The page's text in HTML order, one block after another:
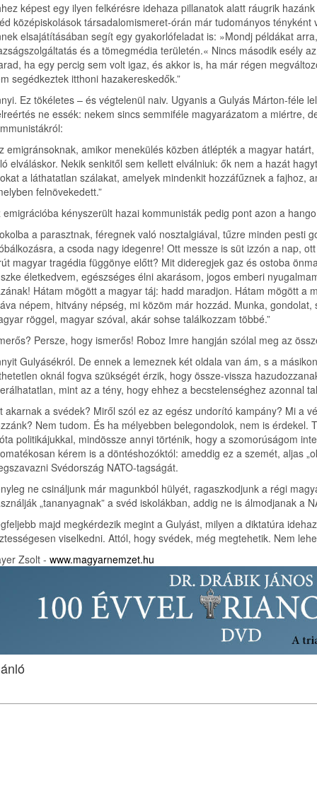
képest egy ilyen felkérésre idehaza pillanatok alatt ráugrik
középiskolások társadalomismeret-órán már tudományos
elsajátításában segít egy gyakorlófeladat is: »Mondj példákat
és a tömegmédia területén.« Nincs második esély
ha egy percig sem volt igaz, és akkor is, ha már régen
segédkeztek itthoni hazakereskedők.”
Ez tökéletes – és végtelenül naiv. Ugyanis a Gulyás Márton-féle
ne essék: nekem sincs semmiféle magyarázatom a miértre,
emigránsoknak, amikor menekülés közben átlépték a magyar
elváláskor. Nekik senkitől sem kellett elválniuk: ők nem a hazát
a láthatatlan szálakat, amelyek mindenkit hozzáfűznek a fajhoz,
felnövekedett.”
emigrációba kényszerült hazai kommunisták pedig pont azon a
a parasztnak, féregnek való nosztalgiával, tűzre minden
a csoda nagy idegenre! Ott messze is süt izzón a nap,
magyar tragédia függönye előtt? Mit dideregjek gaz és ostoba
életkedvem, egészséges élni akarásom, jogos emberi
Hátam mögött a magyar táj: hadd maradjon. Hátam mögött a
népem, hitvány népség, mi közöm már hozzád. Munka,
röggel, magyar szóval, akár sohse találkozzam többé.”
Persze, hogy ismerős! Roboz Imre hangján szólal meg az
Gulyásékról. De ennek a lemeznek két oldala van ám, s a
oknál fogva szükségét érzik, hogy össze-vissza
mint az a tény, hogy ehhez a becstelenséghez azonnal
akarnak a svédek? Miről szól ez az egész undorító kampány? Mi a
Nem tudom. És ha mélyebben belegondolok, nem is
politikájukkal, mindössze annyi történik, hogy a szomorúságom
kérem is a döntéshozóktól: ameddig ez a szemét, aljas
Svédország NATO-tagságát.
ne csináljunk már magunkból hülyét, ragaszkodjunk a régi
„tananyagnak” a svéd iskolákban, addig ne is álmodjanak a
majd megkérdezik megint a Gulyást, milyen a diktatúra
viselkedni. Attól, hogy svédek, még megtehetik. Nem
Zsolt - www.magyarnemzet.hu